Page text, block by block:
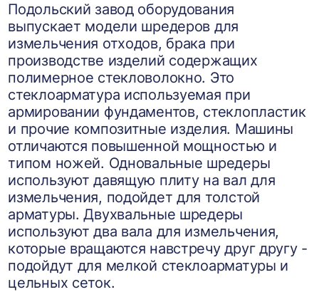
Подольский завод оборудования
выпускает модели шредеров для
измельчения отходов, брака при
производстве изделий содержащих
полимерное стекловолокно. Это
стеклоарматура используемая при
армировании фундаментов, стеклопластик
и прочие композитные изделия. Машины
отличаются повышенной мощностью и
типом ножей. Одновальные шредеры
используют давящую плиту на вал для
измельчения, подойдет для толстой
арматуры. Двухвальные шредеры
используют два вала для измельчения,
которые вращаются навстречу друг другу -
подойдут для мелкой стеклоарматуры и
цельных сеток.